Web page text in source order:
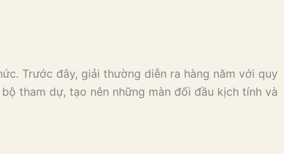
Trước đây, giải thường diễn ra hàng năm với quy
tham dự, tạo nên những màn đối đầu kịch tính và